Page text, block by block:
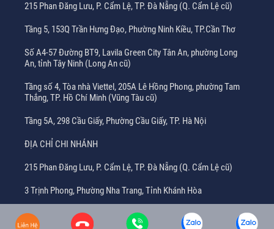
215 Phan Đăng Lưu, P. Cẩm Lệ, TP. Đà Nẵng (Q. Cẩm Lệ cũ)
Tầng 5, 153Q Trần Hưng Đạo, Phường Ninh Kiều, TP.Cần Thơ
Số A4-57 Đường BT9, Lavila Green City Tân An, phường Long
An, tỉnh Tây Ninh (Long An cũ)
Tầng số 4, Tòa nhà Viettel, 205A Lê Hồng Phong, phường Tam
Thắng, TP. Hồ Chí Minh (Vũng Tàu cũ)
Tầng 5A, 298 Cầu Giấy, Phường Cầu Giấy, TP. Hà Nội
ĐỊA CHỈ CHI NHÁNH
215 Phan Đăng Lưu, P. Cẩm Lệ, TP. Đà Nẵng (Q. Cẩm Lệ cũ)
3 Trịnh Phong, Phường Nha Trang, Tỉnh Khánh Hòa